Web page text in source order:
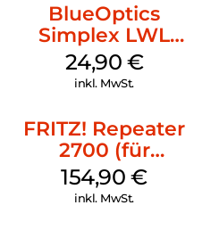
BlueOptics
Simplex LWL
Patchkabel LC-
APC Singlemode
24,90 €
inkl. MwSt.
FRITZ! Repeater
2700 (für
Tarifvermarktung)
Weiß
154,90€
inkl. MwSt.